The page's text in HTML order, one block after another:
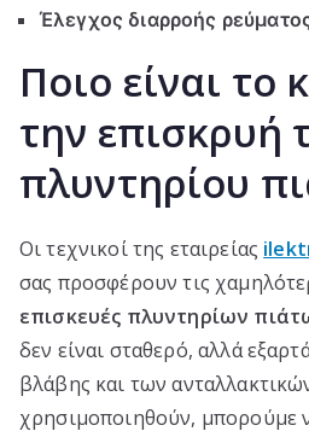
Έλεγχος διαρροής
Ποιο είναι το
την επισκρυή
πλυντηρίου
Οι τεχνικοί της εταιρείας
σας προσφέρουν τις
επισκευές πλυντηρίων
δεν είναι σταθερό, αλλά
βλάβης και των
χρησιμοποιηθούν, μπορούμε